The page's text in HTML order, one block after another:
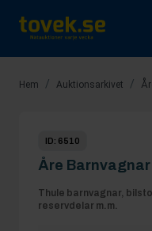
Hem / Auktionsarkivet /
ID: 6510
Åre Barnvagnar
Thule barnvagnar,
reservdelar m.m.